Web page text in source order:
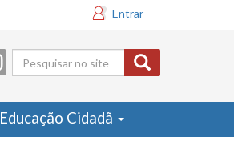
Entrar
Formulário
de busca
Educação Cidadã